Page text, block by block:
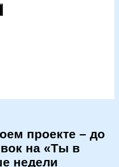
проекте – до
на «Ты в
недели